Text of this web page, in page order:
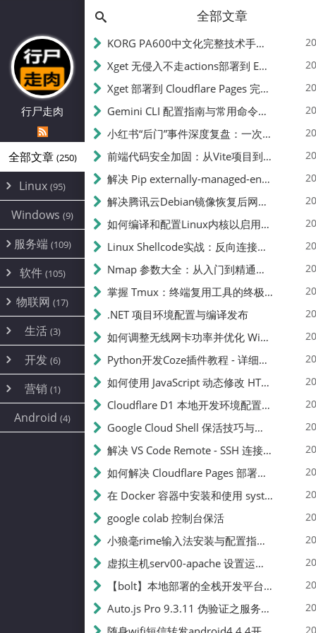
行尸走肉
全部文章 (250)
Linux (95)
Alpine
CentOS(17)
Debian(24)
ProxmoxVE
Ubuntu(7)
Windows (9)
服务端 (109)
环境配置
DD重装(3)
加速优化(34)
面板(12)
容器
游戏 (7)
饥荒(7)
云服务商(4)
WEB源码(6)
建站(5)
软件 (105)
安全(12)
办公(4)
图片 (2)
文件
系统 (35)
AI(10)
物联网 (17)
路由器
随身wifi(1)
mobile(14)
刷机
magisk
生活 (3)
线报
sim卡(1)
开发 (6)
编译
JavaScript(2)
python(2)
营销 (1)
公关(1)
SEO(1)
Android (4)
全部文章
KORG PA600中文化完整技术手册 - 从逆向到实现的全流程指南
Xget 无侵入不走actions部署到 EdgeOne Pages 指南
Xget 部署到 Cloudflare Pages 完整指南 - 无需修改源码的构建配置
Gemini CLI 配置指南与常用命令中文翻译 | API Key、MCP、代理设置
小红书“后门”事件深度复盘：一次沉默危机下的品牌、技术与流程三重考验
前端代码安全加固：从Vite项目到纯静态页面的深度混淆技术备忘
解决 Pip externally-managed-environment 错误：临时与永久绕过方案
解决腾讯云Debian镜像恢复后网络不通问题
如何编译和配置Linux内核以启用BBR2 | 内核编译教程
Linux Shellcode实战：反向连接、持久化、免杀技术详解（MSF,Cobalt Strike）- 从原理到C加载器实现
Nmap 参数大全：从入门到精通，掌握网络扫描的核心技巧
掌握 Tmux：终端复用工具的终极指南
.NET 项目环境配置与编译发布
如何调整无线网卡功率并优化 Wifite 的功率设置
Python开发Coze插件教程 - 详细步骤与注意事项
如何使用 JavaScript 动态修改 HTML 中的权限文本 | 前端开发教程
Cloudflare D1 本地开发环境配置指南 | CF Pages Local Development Guide
Google Cloud Shell 保活技巧与配额时间查看方法
解决 VS Code Remote - SSH 连接失败问题：从权限问题到成功启动
如何解决 Cloudflare Pages 部署中的 API Token 权限问题
在 Docker 容器中安装和使用 systemctl 的完整指南
google colab 控制台保活
小狼毫rime输入法安装与配置指南：从基础到高级自定义
虚拟主机serv00-apache 设置运行目录
【bolt】本地部署的全栈开发平台，支持本地及众多API，本地一键生成应用，部署教程
Auto.js Pro 9.3.11 伪验证之服务器接口 Nginx 版
📝
250
篇文章
✍️
231k
总字数
👥